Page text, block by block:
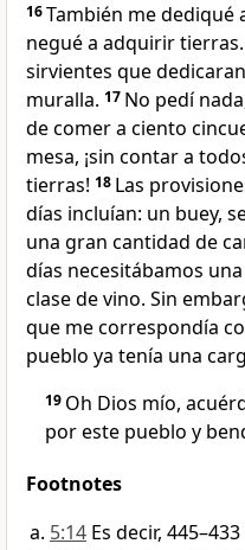
16También me dediqué
negué a adquirir
sirvientes que
muralla. 17 No pedí
de comer a ciento
mesa, ¡sin contar a
tierras! 18 Las
días incluían: un buey,
una gran cantidad de
días necesitábamos
clase de vino. Sin
que me correspondía
pueblo ya tenía una
19 Oh Dios mío,
por este pueblo y
Footnotes
5:14 Es decir, 445–433